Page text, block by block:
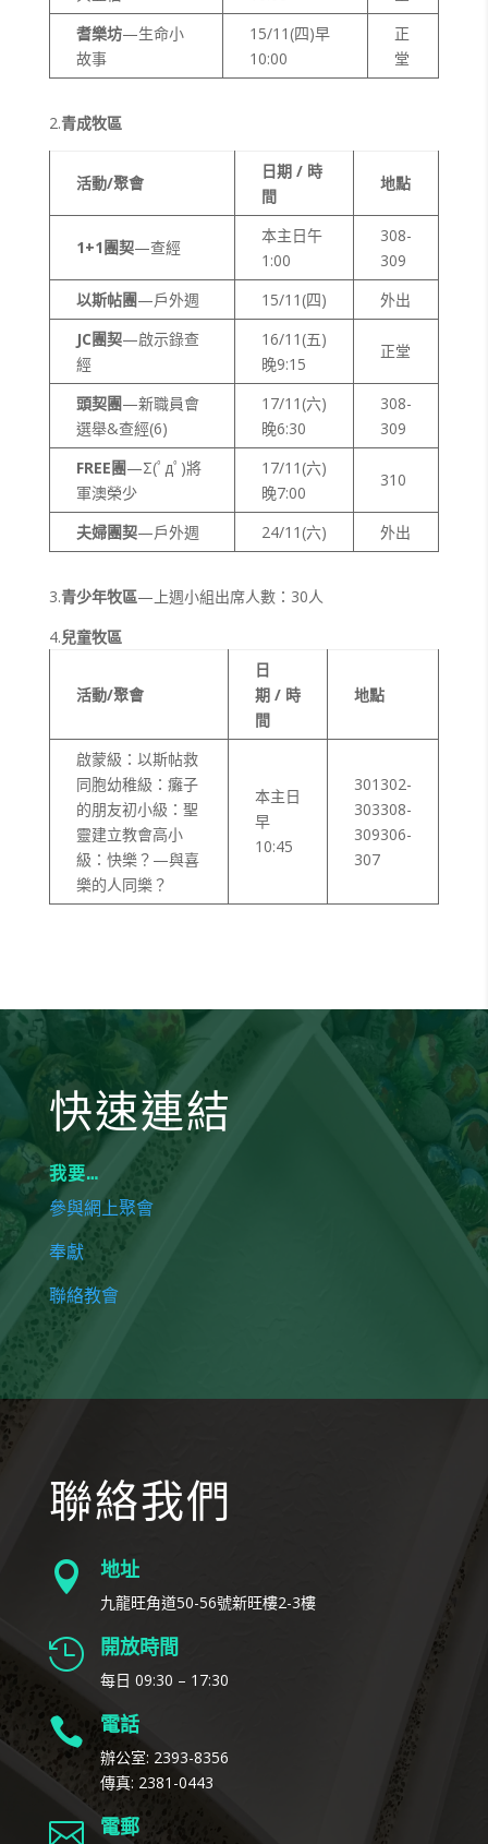
耆樂坊—生命小
故事
15/11(四)早
10:00
正
堂
2.青成牧區
活動/聚會
日期 / 時
間
地點
1+1團契—查經
本主日午
1:00
308-
309
以斯帖團—戶外週 15/11(四)
外出
JC團契—啟示錄查
經
16/11(五)
晚9:15
正堂
頭契團—新職員會
選舉&查經(6)
17/11(六)
晚6:30
308-
309
FREE團—Σ(ﾟдﾟ)將
軍澳榮少
17/11(六)
晚7:00
310
夫婦團契—戶外週 24/11(六) 外出
3.青少年牧區—上週小組出席人數：30人
4.兒童牧區
活動/聚會
日
期 / 時
間
地點
啟蒙級：以斯帖救
同胞幼稚級：癱子
的朋友初小級：聖
靈建立教會高小
級：快樂？—與喜
樂的人同樂？
本主日
早
10:45
301302-
303308-
309306-
307
快速連結
我要…
參與網上聚會
奉獻
聯絡教會
聯絡我們
 地址
九龍旺角道50-56號新旺樓2-3樓
 開放時間
每日 09:30 – 17:30
 電話
辦公室: 2393-8356
傳真: 2381-0443
 電郵